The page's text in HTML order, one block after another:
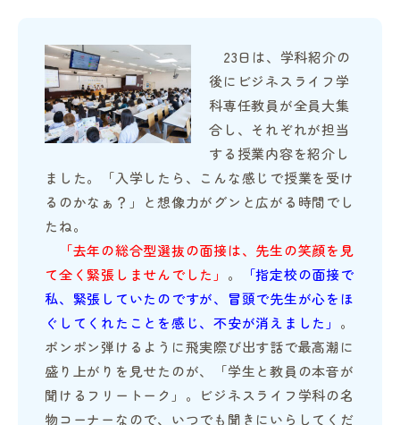
23日は、学科紹介の
後にビジネスライフ学
科専任教員が全員大集
合し、それぞれが担当
する授業内容を紹介し
ました。「入学したら、こんな感じで授業を受け
るのかなぁ？」と想像力がグンと広がる時間でし
たね。
「去年の総合型選抜の面接は、先生の笑顔を見
て全く緊張しませんでした」 。
「指定校の面接で
私、緊張していたのですが、冒頭で先生が心をほ
ぐしてくれたことを感じ、不安が消えました」 。
ポンポン弾けるように飛実際び出す話で最高潮に
盛り上がりを見せたのが、「学生と教員の本音が
聞けるフリートーク」。ビジネスライフ学科の名
物コーナーなので、いつでも聞きにいらしてくだ